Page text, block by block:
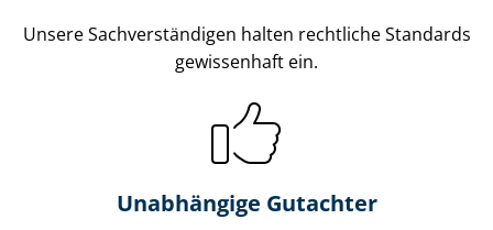
Unsere Sach­ver­stän­di­gen halten rechtliche Standards
gewissenhaft ein.
Unabhängige Gutachter